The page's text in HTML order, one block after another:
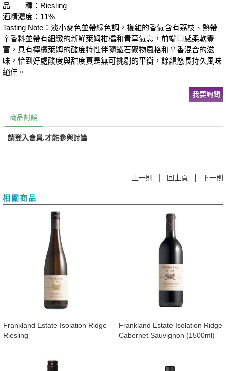
品 種：Riesling
酒精濃度：11%
Tasting Note：淡小麥色並帶綠色調，複雜的香氣含有荔枝、熱帶
辛香料並帶有細緻的新鮮萊姆柑橘和青草氣息，前端口感柔軟豐
富，具有檸檬萊姆的酸度特性伴隨鐵石礦物風格和辛香混合的滋
味，恰到好處酸度與甜度真是無可挑剔的平衡，餘韻悠長持久風味
絕佳。
我要詢問
商品討論
請登入會員,才能參與討論
上一則 回上頁 下一則
相關商品
Frankland Estate Isolation Ridge
Riesling
Frankland Estate Isolation Ridge
Cabernet Sauvignon (1500ml)